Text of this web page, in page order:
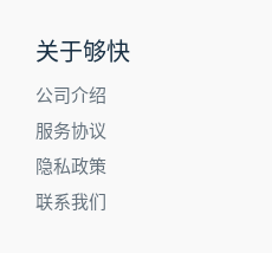
关于够快
公司介绍
服务协议
隐私政策
联系我们